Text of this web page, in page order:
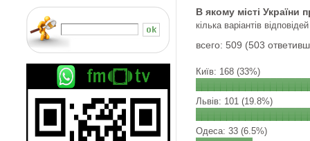
В якому місті України
кілька варіантів відповідей
всего: 509 (503
Київ: 168 (33%)
Львів: 101 (19.8%)
Одеса: 33 (6.5%)